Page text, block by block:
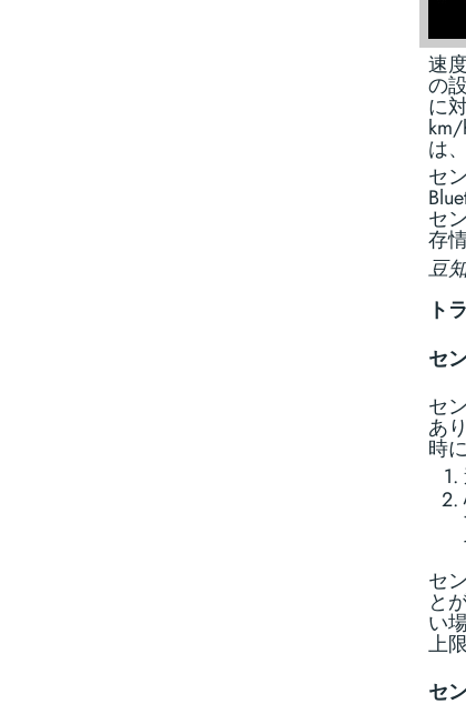
速
の
に
は
セ
セ
存
豆
ト
セ
セ
あり
時
セ
と
い
上
セ